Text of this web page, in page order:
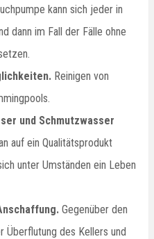
kann sich jeder in
dann im Fall der Fälle ohne
Reinigen von
und Schmutzwasser
auf ein Qualitätsprodukt
unter Umständen ein Leben
Gegenüber den
Überflutung des Kellers und